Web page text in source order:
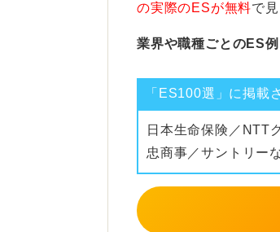
0
の実際のESが無料で
業界や職種ごとのES
「ES100選」に掲載
日本生命保険／NTT
忠商事／サントリー